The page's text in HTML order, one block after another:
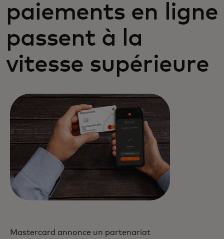
paiements en ligne
passent à la
vitesse supérieure
Mastercard annonce un partenariat